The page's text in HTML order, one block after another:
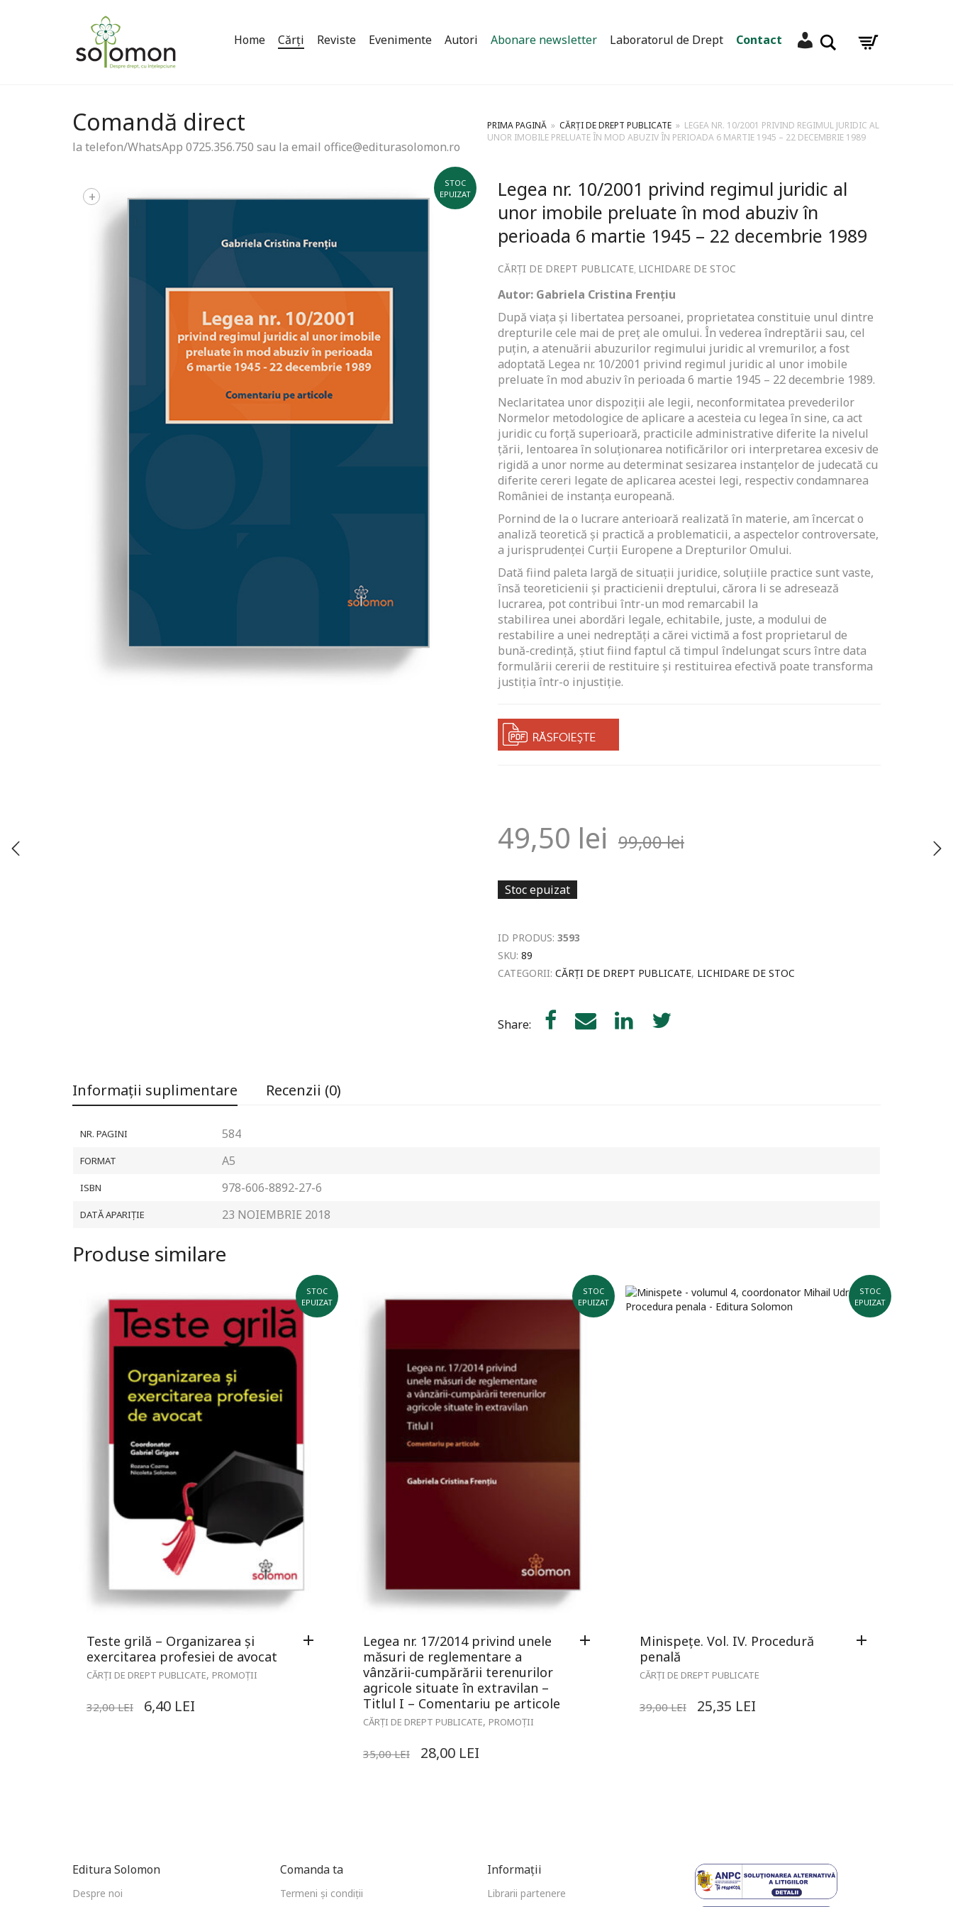
Home Cărți Reviste Evenimente Autori Abonare newsletter Laboratorul de Drept Contact Contul meuCaută
Comandă direct
la telefon/WhatsApp 0725.356.750 sau la email office@editurasolomon.ro
PRIMA PAGINĂ » CĂRȚI DE DREPT PUBLICATE » LEGEA NR. 10/2001 PRIVIND REGIMUL JURIDIC AL
UNOR IMOBILE PRELUATE ÎN MOD ABUZIV ÎN PERIOADA 6 MARTIE 1945 – 22 DECEMBRIE 1989
STOC
EPUIZAT
+
Legea nr. 10/2001 privind regimul juridic al
unor imobile preluate în mod abuziv în
perioada 6 martie 1945 – 22 decembrie 1989
CĂRȚI DE DREPT PUBLICATE LICHIDARE DE STOC
Autor: Gabriela Cristina Frențiu
După viaţa și libertatea persoanei, proprietatea constituie unul dintre
drepturile cele mai de preț ale omului. În vederea îndreptării sau, cel
puţin, a atenuării abuzurilor regimului juridic al vremurilor, a fost
adoptată Legea nr. 10/2001 privind regimul juridic al unor imobile
preluate în mod abuziv în perioada 6 martie 1945 – 22 decembrie 1989.
Neclaritatea unor dispoziţii ale legii, neconformitatea prevederilor
Normelor metodologice de aplicare a acesteia cu legea în sine, ca act
juridic cu forţă superioară, practicile administrative diferite la nivelul
ţării, lentoarea în soluţionarea notificărilor ori interpretarea excesiv de
rigidă a unor norme au determinat sesizarea instanţelor de judecată cu
diferite cereri legate de aplicarea acestei legi, respectiv condamnarea
României de instanţa europeană.
Pornind de la o lucrare anterioară realizată în materie, am încercat o
analiză teoretică şi practică a problematicii, a aspectelor controversate,
a jurisprudenţei Curţii Europene a Drepturilor Omului.
Dată fiind paleta largă de situaţii juridice, soluţiile practice sunt vaste,
însă teoreticienii şi practicienii dreptului, cărora li se adresează
lucrarea, pot contribui într-un mod remarcabil la
stabilirea unei abordări legale, echitabile, juste, a modului de
restabilire a unei nedreptăţi a cărei victimă a fost proprietarul de
bună-credinţă, ştiut fiind faptul că timpul îndelungat scurs între data
formulării cererii de restituire şi restituirea efectivă poate transforma
justiţia într-o injustiţie.
99,00lei
49,50 lei
Stoc epuizat
ID PRODUS: 3593
SKU: 89
CATEGORII: CĂRȚI DE DREPT PUBLICATE, LICHIDARE DE STOC
Share:
Informații suplimentare Recenzii (0)
NR. PAGINI 584
FORMAT A5
ISBN 978-606-8892-27-6
DATĂ APARIȚIE 23 NOIEMBRIE 2018
Produse similare
STOC
EPUIZAT
Teste grilă – Organizarea și
exercitarea profesiei de avocat
CĂRȚI DE DREPT PUBLICATE, PROMOȚII
32,00LEI 6,40 LEI
STOC
EPUIZAT
Legea nr. 17/2014 privind unele
măsuri de reglementare a
vânzării-cumpărării terenurilor
agricole situate în extravilan –
Titlul I – Comentariu pe articole
CĂRȚI DE DREPT PUBLICATE, PROMOȚII
35,00LEI 28,00 LEI
STOC
EPUIZAT
Minispețe. Vol. IV. Procedură
penală
CĂRȚI DE DREPT PUBLICATE
39,00LEI 25,35 LEI
Editura Solomon
Despre noi
Comanda ta
Termeni și condiții
Informații
Librarii partenere